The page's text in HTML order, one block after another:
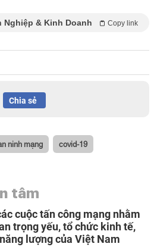
Nghiệp & Kinh Doanh Copy link
Chia sẻ
ninh mạng covid-19
tâm
cuộc tấn công mạng nhằm
trọng yếu, tổ chức kinh tế,
lượng của Việt Nam